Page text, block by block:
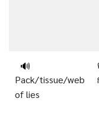
🔊
Pack/tissue/web
of lies